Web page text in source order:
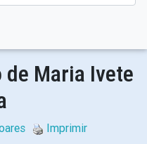
de Maria Ivete
Imprimir